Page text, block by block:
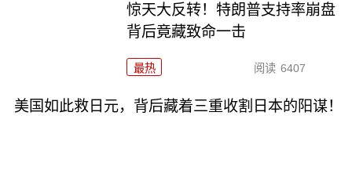
惊天大反转！特朗普支持率崩盘
背后竟藏致命一击
最热 阅读 6407
美国如此救日元，背后藏着三重收割日本的阳谋！